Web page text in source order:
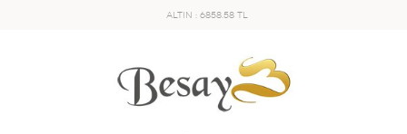
ALTIN : 6858.58 TL